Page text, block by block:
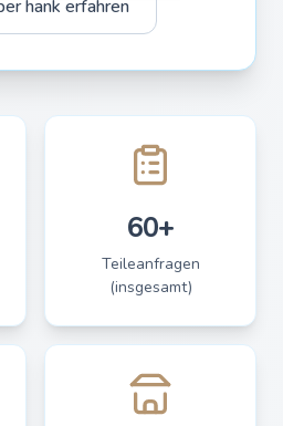
hank erfahren
60+
Teileanfragen
(insgesamt)